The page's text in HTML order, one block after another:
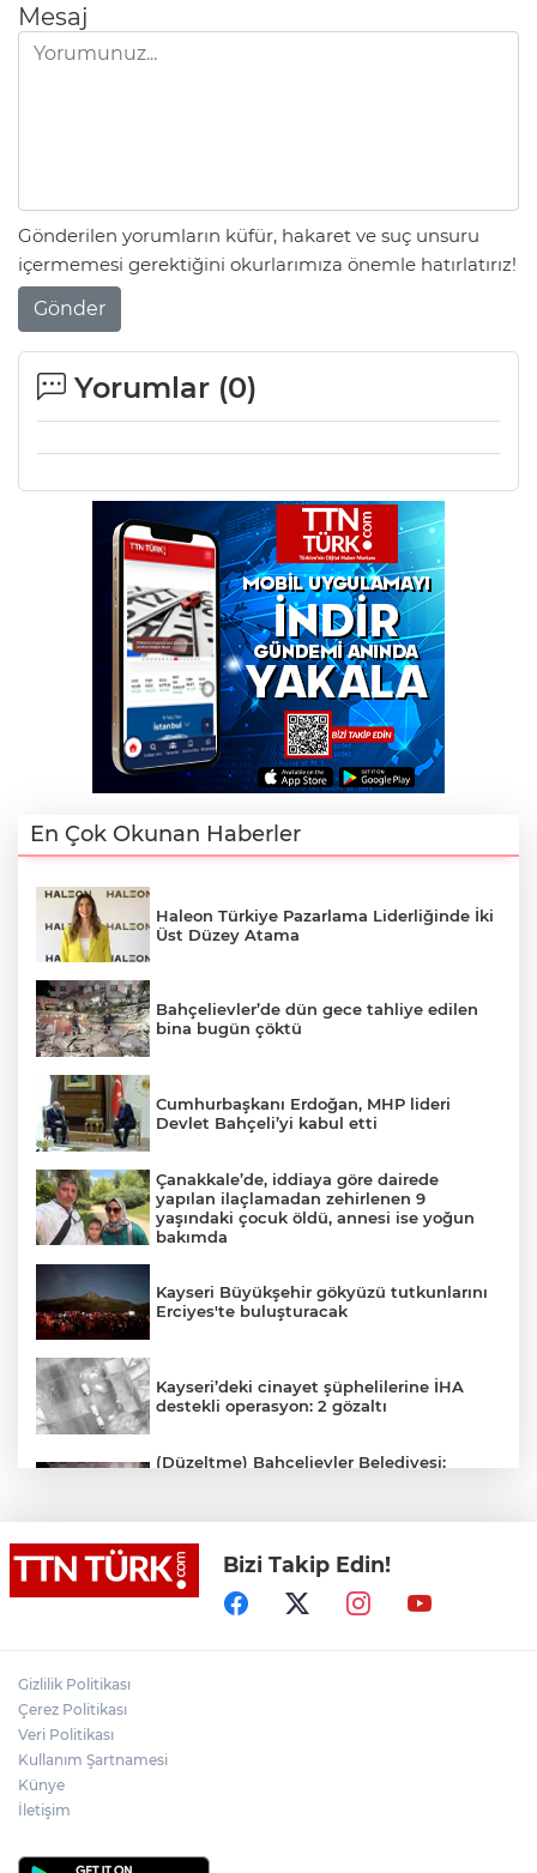
Mesaj
Gönderilen yorumların küfür, hakaret ve suç unsuru
içermemesi gerektiğini okurlarımıza önemle hatırlatırız!
Gönder
Yorumlar (0)
En Çok Okunan Haberler
Haleon Türkiye Pazarlama Liderliğinde İki
Üst Düzey Atama
Bahçelievler’de dün gece tahliye edilen
bina bugün çöktü
Cumhurbaşkanı Erdoğan, MHP lideri
Devlet Bahçeli’yi kabul etti
Çanakkale’de, iddiaya göre dairede
yapılan ilaçlamadan zehirlenen 9
yaşındaki çocuk öldü, annesi ise yoğun
bakımda
Kayseri Büyükşehir gökyüzü tutkunlarını
Erciyes'te buluşturacak
Kayseri’deki cinayet şüphelilerine İHA
destekli operasyon: 2 gözaltı
(Düzeltme) Bahçelievler Belediyesi:
bir can kaybı veya yaralanma
Adalet Bakanı Gürlek eski Özel Harekat
Başkanı Behçet Oktay’ın yakınlarını
Bakan Yumaklı: "İspanya’da
Bizi Takip Edin!
Gizlilik Politikası
Çerez Politikası
Veri Politikası
Kullanım Şartnamesi
Künye
İletişim